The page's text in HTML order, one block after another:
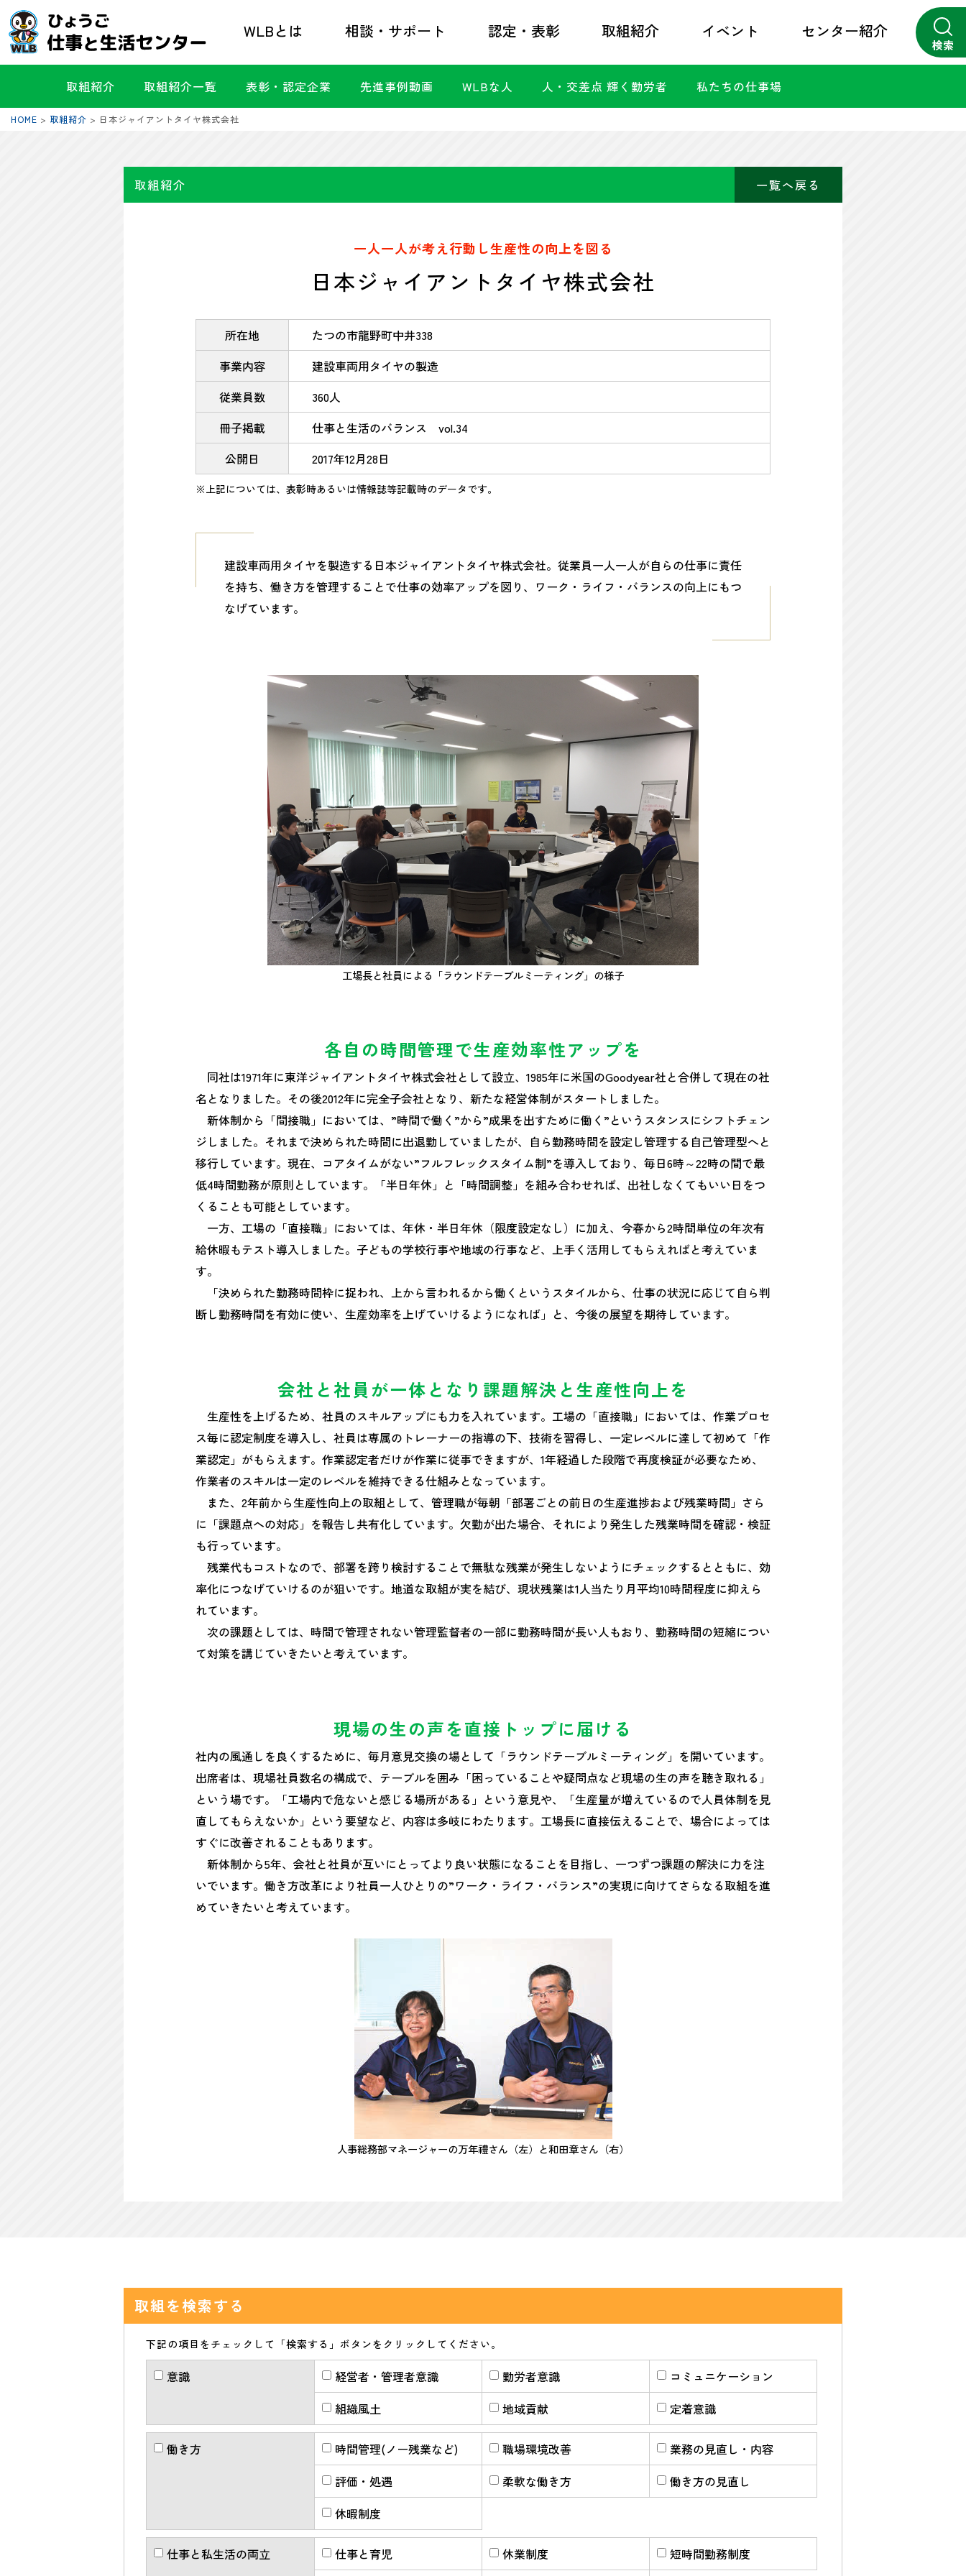
検索
WLBとは 相談・サポート 認定・表彰 取組紹介 イベント センター紹介
取組紹介 取組紹介一覧 表彰・認定企業 先進事例動画 WLBな人 人・交差点 輝く勤労者 私たちの仕事場
HOME > 取組紹介 > 日本ジャイアントタイヤ株式会社
取組紹介 一覧へ戻る
一人一人が考え行動し生産性の向上を図る
日本ジャイアントタイヤ株式会社
所在地
たつの市龍野町中井338
事業内容
建設車両用タイヤの製造
従業員数
360人
冊子掲載
仕事と生活のバランス vol.34
公開日
2017年12月28日
※上記については、表彰時あるいは情報誌等記載時のデータです。
建設車両用タイヤを製造する日本ジャイアントタイヤ株式会社。従業員一人一人が自らの仕事に責任
を持ち、働き方を管理することで仕事の効率アップを図り、ワーク・ライフ・バランスの向上にもつ
なげています。
工場長と社員による「ラウンドテーブルミーティング」の様子
各自の時間管理で生産効率性アップを
同社は1971年に東洋ジャイアントタイヤ株式会社として設立、1985年に米国のGoodyear社と合併して現在の社
名となりました。その後2012年に完全子会社となり、新たな経営体制がスタートしました。
新体制から「間接職」においては、”時間で働く”から”成果を出すために働く”というスタンスにシフトチェン
ジしました。それまで決められた時間に出退勤していましたが、自ら勤務時間を設定し管理する自己管理型へと
移行しています。現在、コアタイムがない”フルフレックスタイム制”を導入しており、毎日6時～22時の間で最
低4時間勤務が原則としています。「半日年休」と「時間調整」を組み合わせれば、出社しなくてもいい日をつ
くることも可能としています。
一方、工場の「直接職」においては、年休・半日年休（限度設定なし）に加え、今春から2時間単位の年次有
給休暇もテスト導入しました。子どもの学校行事や地域の行事など、上手く活用してもらえればと考えていま
す。
「決められた勤務時間枠に捉われ、上から言われるから働くというスタイルから、仕事の状況に応じて自ら判
断し勤務時間を有効に使い、生産効率を上げていけるようになれば」と、今後の展望を期待しています。
会社と社員が一体となり課題解決と生産性向上を
生産性を上げるため、社員のスキルアップにも力を入れています。工場の「直接職」においては、作業プロセ
ス毎に認定制度を導入し、社員は専属のトレーナーの指導の下、技術を習得し、一定レベルに達して初めて「作
業認定」がもらえます。作業認定者だけが作業に従事できますが、1年経過した段階で再度検証が必要なため、
作業者のスキルは一定のレベルを維持できる仕組みとなっています。
また、2年前から生産性向上の取組として、管理職が毎朝「部署ごとの前日の生産進捗および残業時間」さら
に「課題点への対応」を報告し共有化しています。欠勤が出た場合、それにより発生した残業時間を確認・検証
も行っています。
残業代もコストなので、部署を跨り検討することで無駄な残業が発生しないようにチェックするとともに、効
率化につなげていけるのが狙いです。地道な取組が実を結び、現状残業は1人当たり月平均10時間程度に抑えら
れています。
次の課題としては、時間で管理されない管理監督者の一部に勤務時間が長い人もおり、勤務時間の短縮につい
て対策を講じていきたいと考えています。
現場の生の声を直接トップに届ける
社内の風通しを良くするために、毎月意見交換の場として「ラウンドテーブルミーティング」を開いています。
出席者は、現場社員数名の構成で、テーブルを囲み「困っていることや疑問点など現場の生の声を聴き取れる」
という場です。「工場内で危ないと感じる場所がある」という意見や、「生産量が増えているので人員体制を見
直してもらえないか」という要望など、内容は多岐にわたります。工場長に直接伝えることで、場合によっては
すぐに改善されることもあります。
新体制から5年、会社と社員が互いにとってより良い状態になることを目指し、一つずつ課題の解決に力を注
いでいます。働き方改革により社員一人ひとりの”ワーク・ライフ・バランス”の実現に向けてさらなる取組を進
めていきたいと考えています。
人事総務部マネージャーの万年禮さん（左）と和田章さん（右）
取組を検索する
下記の項目をチェックして「検索する」ボタンをクリックしてください。
意識 経営者・管理者意識 勤労者意識
コミュニケーション
組織風土
地域貢献 定着意識
働き方 時間管理(ノー残業など) 職場環境改善
業務の見直し・内容
評価・処遇
柔軟な働き方
働き方の見直し
休暇制度
仕事と私生活の両立 仕事と育児 休業制度 短時間勤務制度